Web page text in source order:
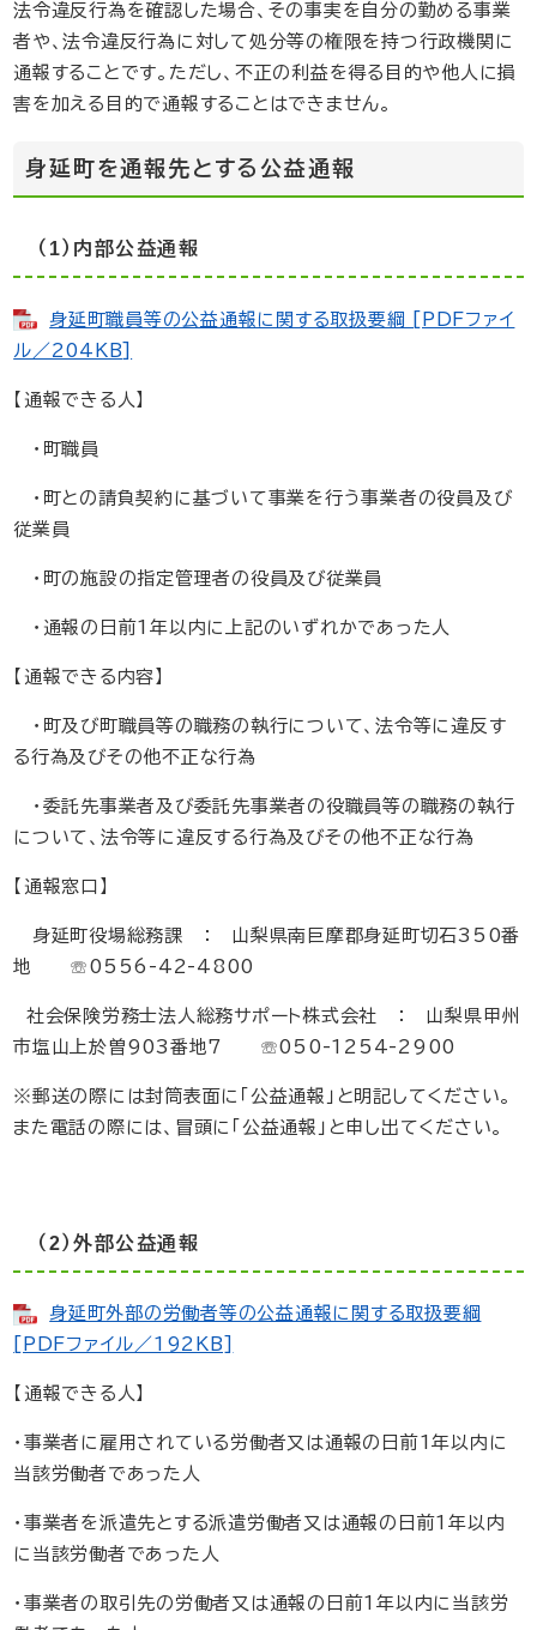
法令違反行為を確認した場合、その事実を自分の勤める事業
者や、法令違反行為に対して処分等の権限を持つ行政機関に
通報することです。ただし、不正の利益を得る目的や他人に損
害を加える目的で通報することはできません。
身延町を通報先とする公益通報
（1）内部公益通報
身延町職員等の公益通報に関する取扱要綱 [PDFファイ
ル／204KB]
【通報できる人】
・町職員
・町との請負契約に基づいて事業を行う事業者の役員及び
従業員
・町の施設の指定管理者の役員及び従業員
・通報の日前1年以内に上記のいずれかであった人
【通報できる内容】
・町及び町職員等の職務の執行について、法令等に違反す
る行為及びその他不正な行為
・委託先事業者及び委託先事業者の役職員等の職務の執行
について、法令等に違反する行為及びその他不正な行為
【通報窓口】
身延町役場総務課 ： 山梨県南巨摩郡身延町切石350番
地 ☏0556-42-4800
社会保険労務士法人総務サポート株式会社 ： 山梨県甲州
市塩山上於曽903番地7 ☏050-1254-2900
※郵送の際には封筒表面に「公益通報」と明記してください。
また電話の際には、冒頭に「公益通報」と申し出てください。
（2）外部公益通報
身延町外部の労働者等の公益通報に関する取扱要綱
[PDFファイル／192KB]
【通報できる人】
・事業者に雇用されている労働者又は通報の日前1年以内に
当該労働者であった人
・事業者を派遣先とする派遣労働者又は通報の日前1年以内
に当該労働者であった人
・事業者の取引先の労働者又は通報の日前1年以内に当該労